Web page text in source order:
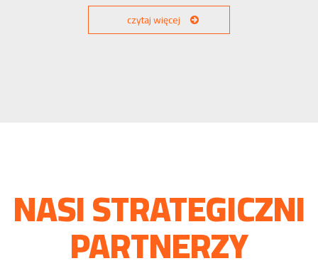
czytaj więcej
NASI STRATEGICZNI
PARTNERZY